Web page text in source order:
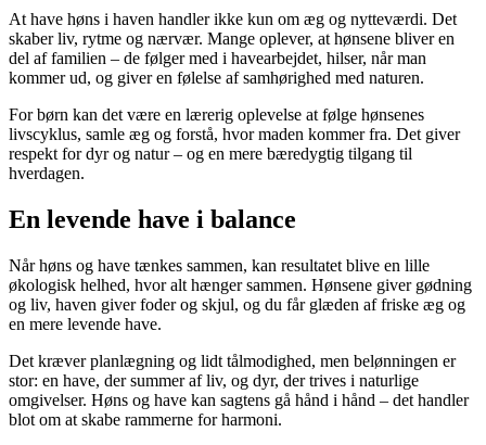
At have høns i haven handler ikke kun om æg og nytteværdi. Det
skaber liv, rytme og nærvær. Mange oplever, at hønsene bliver en
del af familien – de følger med i havearbejdet, hilser, når man
kommer ud, og giver en følelse af samhørighed med naturen.
For børn kan det være en lærerig oplevelse at følge hønsenes
livscyklus, samle æg og forstå, hvor maden kommer fra. Det giver
respekt for dyr og natur – og en mere bæredygtig tilgang til
hverdagen.
En levende have i balance
Når høns og have tænkes sammen, kan resultatet blive en lille
økologisk helhed, hvor alt hænger sammen. Hønsene giver gødning
og liv, haven giver foder og skjul, og du får glæden af friske æg og
en mere levende have.
Det kræver planlægning og lidt tålmodighed, men belønningen er
stor: en have, der summer af liv, og dyr, der trives i naturlige
omgivelser. Høns og have kan sagtens gå hånd i hånd – det handler
blot om at skabe rammerne for harmoni.